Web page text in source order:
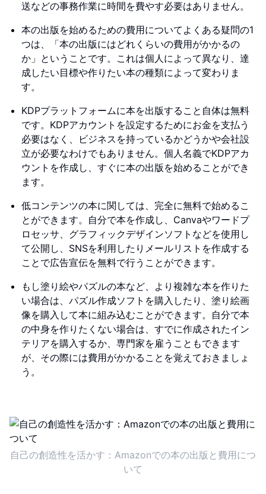
送などの事務作業に時間を費やす必要はありません。
本の出版を始めるための費用についてよくある疑問の1
つは、「本の出版にはどれくらいの費用がかかるの
か」ということです。これは個人によって異なり、達
成したい目標や作りたい本の種類によって変わりま
す。
KDPプラットフォームに本を出版すること自体は無料
です。KDPアカウントを設定するためにお金を支払う
必要はなく、ビジネスを持っているかどうかや会社設
立が必要なわけでもありません。個人名義でKDPアカ
ウントを作成し、すぐに本の出版を始めることができ
ます。
低コンテンツの本に関しては、完全に無料で始めるこ
とができます。自分で本を作成し、Canvaやワードプ
ロセッサ、グラフィックデザインソフトなどを使用し
て公開し、SNSを利用したりメールリストを作成する
ことで広告宣伝を無料で行うことができます。
もし塗り絵やパズルの本など、より複雑な本を作りた
い場合は、パズル作成ソフトを購入したり、塗り絵画
像を購入して本に組み込むことができます。自分で本
の中身を作りたくない場合は、すでに作成されたイン
テリアを購入するか、専門家を雇うこともできます
が、その際には費用がかかることを覚えておきましょ
う。
自己の創造性を活かす：Amazonでの本の出版と費用につ
いて